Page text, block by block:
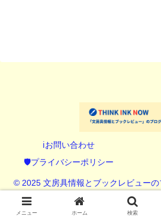
ℹ️お問い合わせ
🛡️プライバシーポリシー
© 2025 文房具情報とブックレビュー
NOW (シンク イン
メニュー ホーム 検索